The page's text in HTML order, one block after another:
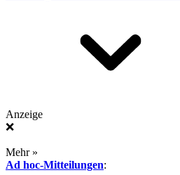
Anzeige
❌
Mehr »
Ad hoc-Mitteilungen: